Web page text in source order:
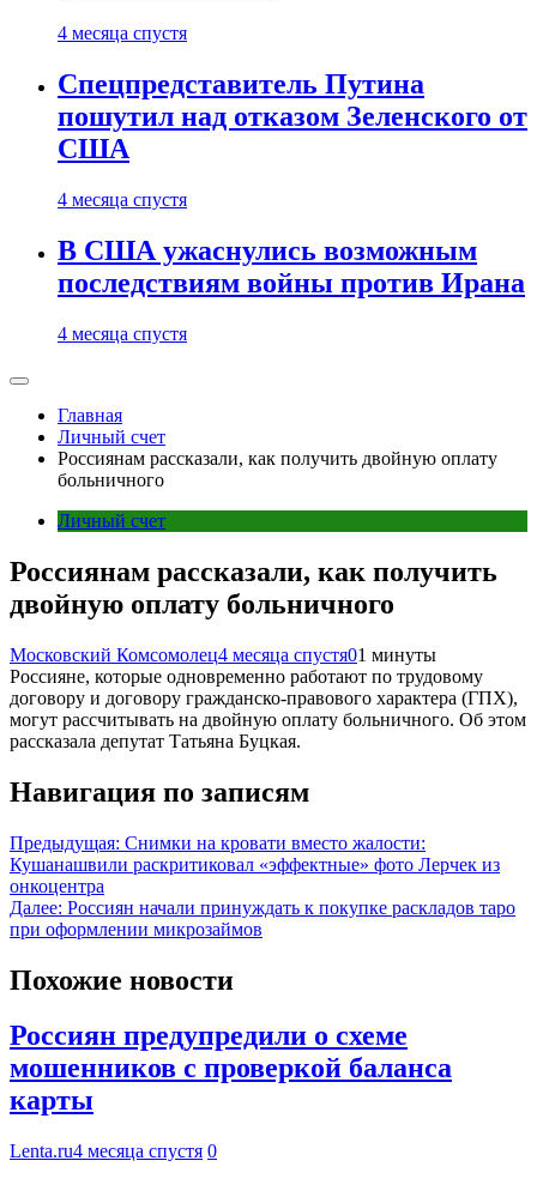
4 месяца спустя
Спецпредставитель Путина
пошутил над отказом Зеленского от
США
4 месяца спустя
В США ужаснулись возможным
последствиям войны против Ирана
4 месяца спустя
Главная
Личный счет
Россиянам рассказали, как получить двойную оплату
больничного
Личный счет
Россиянам рассказали, как получить
двойную оплату больничного
Московский Комсомолец4 месяца спустя01 минуты
Россияне, которые одновременно работают по трудовому
договору и договору гражданско-правового характера (ГПХ),
могут рассчитывать на двойную оплату больничного. Об этом
рассказала депутат Татьяна Буцкая.
Навигация по записям
Предыдущая: Снимки на кровати вместо жалости:
Кушанашвили раскритиковал «эффектные» фото Лерчек из
онкоцентра
Далее: Россиян начали принуждать к покупке раскладов таро
при оформлении микрозаймов
Похожие новости
Россиян предупредили о схеме
мошенников с проверкой баланса
карты
Lenta.ru4 месяца спустя 0